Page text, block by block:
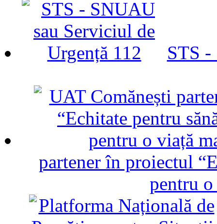
STS
partener în proiectul
pentru